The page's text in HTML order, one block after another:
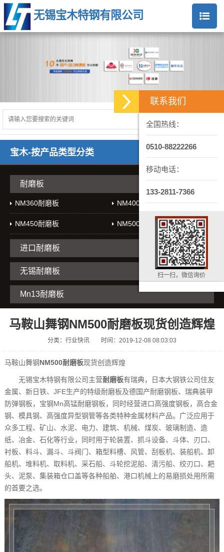
无锡宝木特钢有限公司
宝木-按产品类型分类
耐磨板
NM360耐磨板 NM400耐磨板
NM450耐磨板 NM500耐磨板
进口耐磨板
无锡耐磨板
Mn13耐磨板
马鞍山舞钢NM500耐磨板现货创造辉煌
分类：行业快讯 时间：2019-12-08 08:03:03
马鞍山舞钢NM500耐磨板现货创造辉煌
无锡宝木特钢有限公司主营耐磨板有瑞典，日本大钢铁公司住友
金属、新日铁、JFE生产的特级耐磨板及德国产耐磨钢板、瑞典装甲
防弹钢板，宝钢Mn高锰耐磨钢板，同时经营进口高强度钢板，高合金
钢、模具钢、高强度异型钢管等各类特种金属材料产品。广泛应用于
众多工程、矿山、水泥、电力、建筑、机械、煤炭、玻璃制造、造
纸、冶金、石化等行业，同时用于轮装置、抓斗设备、斗体、刃口、
衬板、料斗、漏斗、斗阀门、箱型料槽、风管、刮板机、装船机、卸
船机、堆料机、取料机、采石船、斗轮挖泥船、清污船、绞刃口、耙
头、泥泵、集装箱仓口盖等各种船舶、港口机械上的易磨损处用所需
的首要之选。
联系我们
全国热线：
0510-88222266
移动电话：
133-2811-7366
扫一扫，微信询价